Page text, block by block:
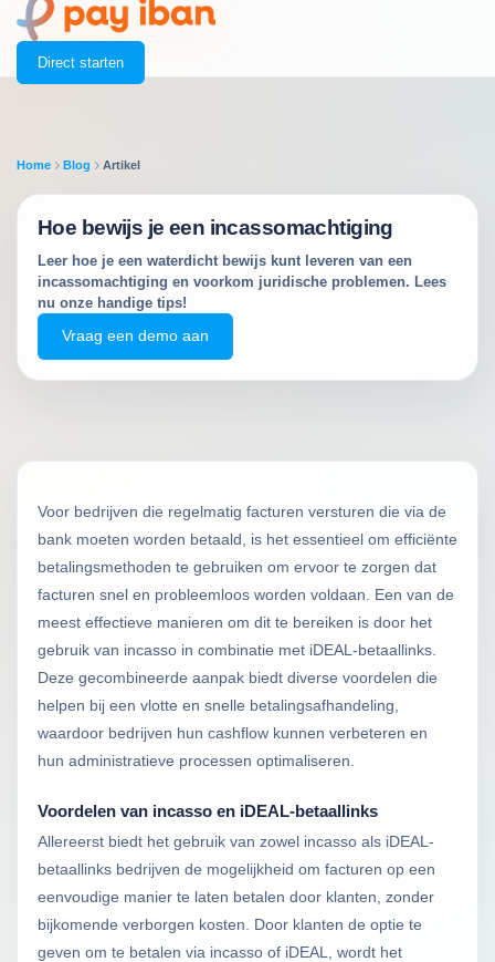
Direct starten
Home Blog Artikel
Hoe bewijs je een incassomachtiging
Leer hoe je een waterdicht bewijs kunt leveren van een
incassomachtiging en voorkom juridische problemen. Lees
nu onze handige tips!
Vraag een demo aan
Voor bedrijven die regelmatig facturen versturen die via de
bank moeten worden betaald, is het essentieel om efficiënte
betalingsmethoden te gebruiken om ervoor te zorgen dat
facturen snel en probleemloos worden voldaan. Een van de
meest effectieve manieren om dit te bereiken is door het
gebruik van incasso in combinatie met iDEAL-betaallinks.
Deze gecombineerde aanpak biedt diverse voordelen die
helpen bij een vlotte en snelle betalingsafhandeling,
waardoor bedrijven hun cashflow kunnen verbeteren en
hun administratieve processen optimaliseren.
Voordelen van incasso en iDEAL-betaallinks
Allereerst biedt het gebruik van zowel incasso als iDEAL-
betaallinks bedrijven de mogelijkheid om facturen op een
eenvoudige manier te laten betalen door klanten, zonder
bijkomende verborgen kosten. Door klanten de optie te
geven om te betalen via incasso of iDEAL, wordt het